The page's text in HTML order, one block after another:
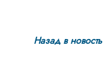
Назад в новость